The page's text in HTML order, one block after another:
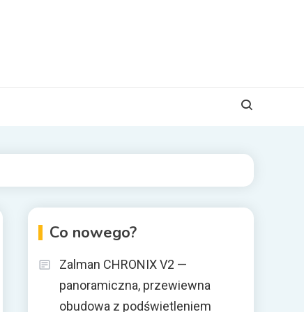
Co nowego?
Zalman CHRONIX V2 —
panoramiczna, przewiewna
obudowa z podświetleniem